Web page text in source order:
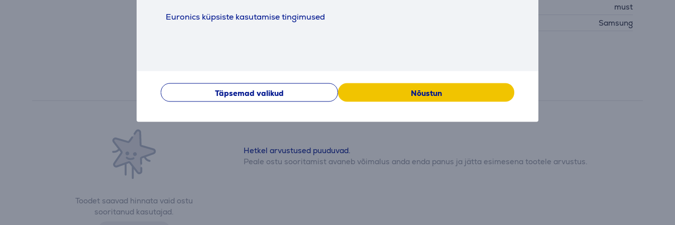
Euronics küpsiste kasutamise tingimused
Täpsemad valikud Nõustun
must
Samsung
Arvustused
Toodet saavad hinnata vaid ostu
sooritanud kasutajad.
Hetkel arvustused puuduvad.
Peale ostu sooritamist avaneb võimalus anda enda panus ja jätta esimesena tootele arvustus.